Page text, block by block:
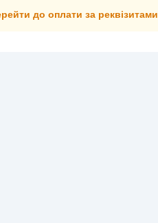
до оплати за реквізитами